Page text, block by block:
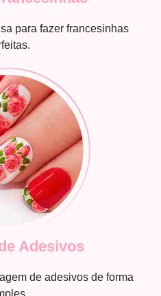
para fazer francesinhas
Adesivos
de adesivos de forma